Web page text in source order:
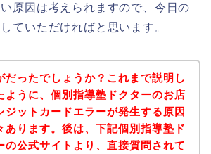
原因は考えられますので、今日の
ていただければと思います。
だったでしょうか？これまで説明し
ように、個別指導塾ドクターのお店
ジットカードエラーが発生する原因
あります。後は、下記個別指導塾ド
の公式サイトより、直接質問されて